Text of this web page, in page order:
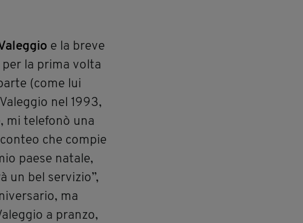
e la breve
la prima volta
(come lui
nel 1993,
mi telefonò una
che compie
paese natale,
un bel servizio”,
ma
a pranzo,